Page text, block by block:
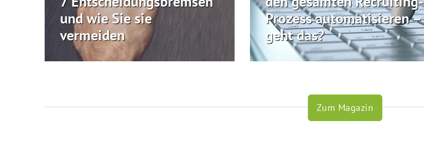
und wie Sie sie
vermeiden
Prozess automatisieren –
geht das?
Zum Magazin